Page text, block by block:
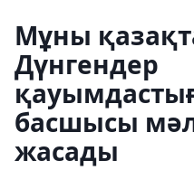
Мұны
Дүнгендер
басшысы
жасады